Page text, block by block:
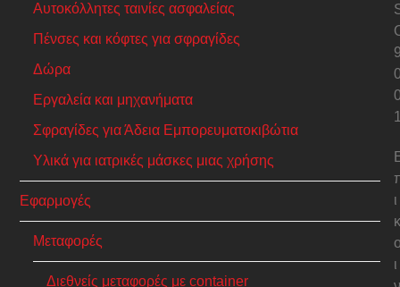
Αυτοκόλλητες ταινίες ασφαλείας
Πένσες και κόφτες για σφραγίδες
Δώρα
Εργαλεία και μηχανήματα
Σφραγίδες για Άδεια Εμπορευματοκιβώτια
Υλικά για ιατρικές μάσκες μιας χρήσης
Εφαρμογές
Μεταφορές
Διεθνείς μεταφορές με container
ι
κ
ι